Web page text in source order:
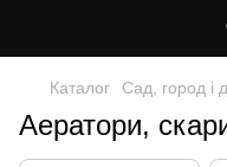
Каталог Сад, город і
Аератори,